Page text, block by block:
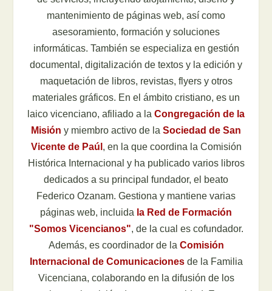
mantenimiento de páginas web, así como
asesoramiento, formación y soluciones
informáticas. También se especializa en gestión
documental, digitalización de textos y la edición y
maquetación de libros, revistas, flyers y otros
materiales gráficos. En el ámbito cristiano, es un
laico vicenciano, afiliado a la Congregación de la
Misión y miembro activo de la Sociedad de San
Vicente de Paúl , en la que coordina la Comisión
Histórica Internacional y ha publicado varios libros
dedicados a su principal fundador, el beato
Federico Ozanam. Gestiona y mantiene varias
páginas web, incluida la Red de Formación
"Somos Vicencianos", de la cual es cofundador.
Además, es coordinador de la Comisión
Internacional de Comunicacionesde la Familia
Vicenciana, colaborando en la difusión de los